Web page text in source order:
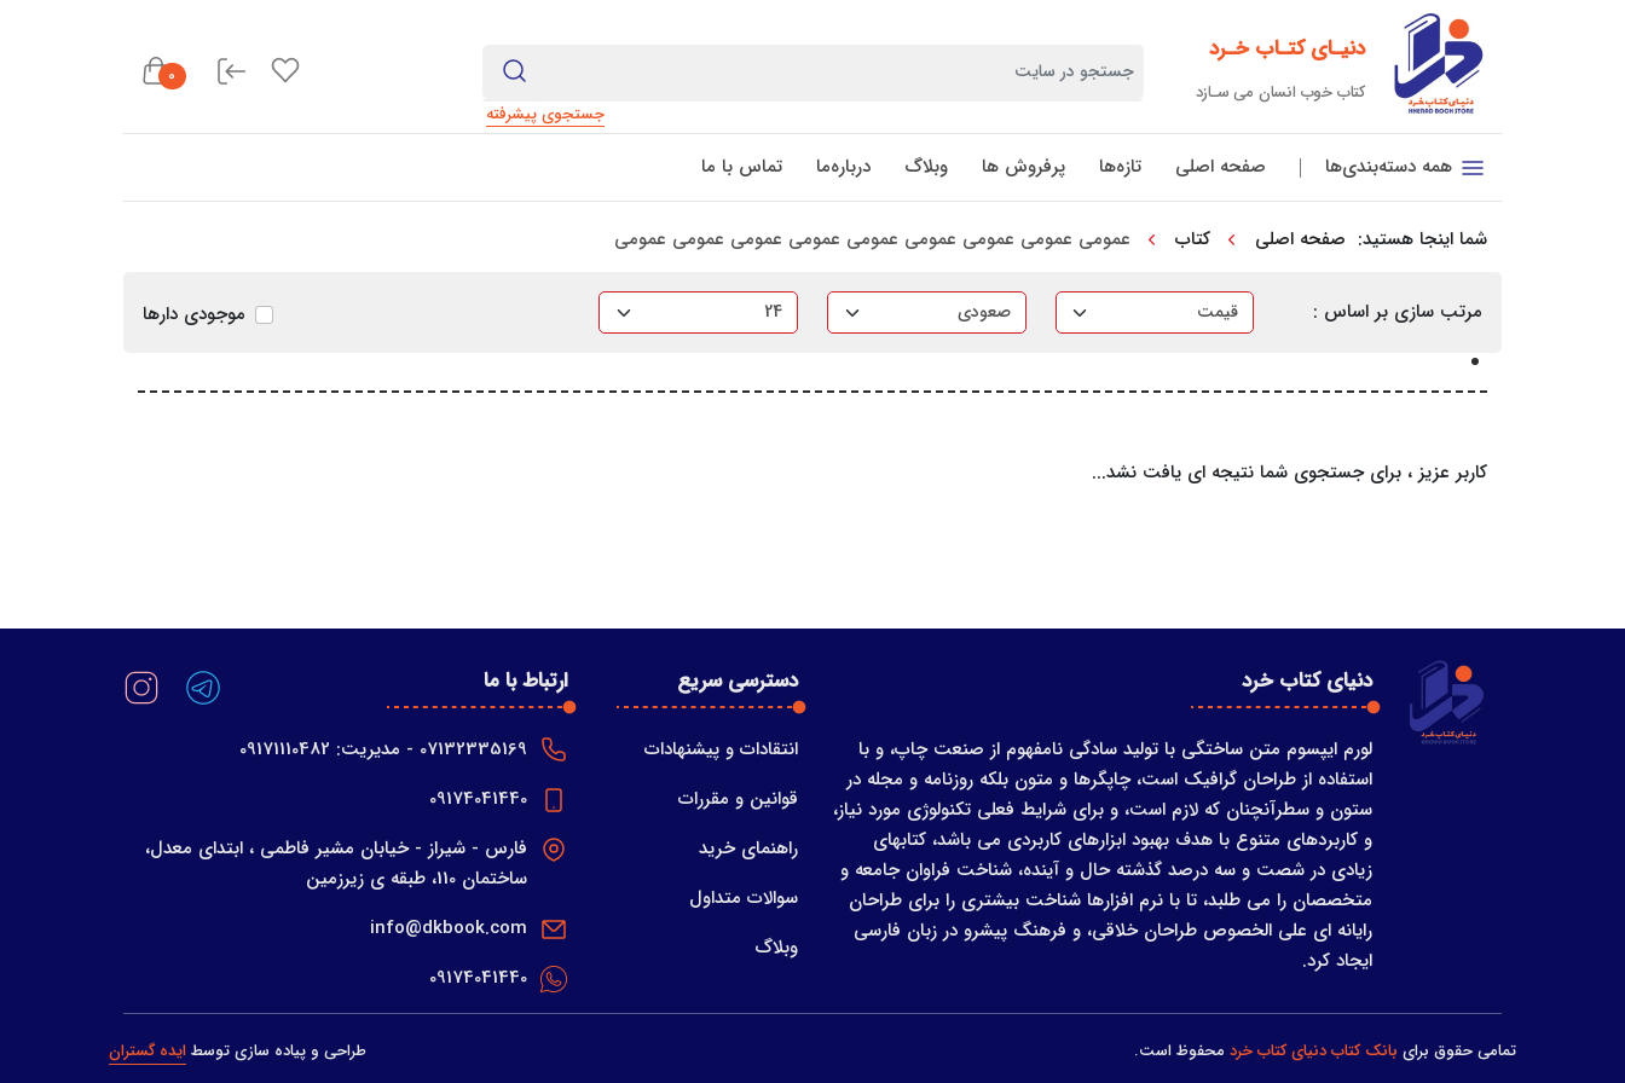
دنیـای کتـاب خـرد
کتاب خوب انسان می سـازد
جستجوی پیشرفته
0
همه دسته‌بندی‌ها صفحه اصلی تازه‌ها پرفروش ها وبلاگ درباره‌ما تماس‌ با‌ ما
شما اینجا هستید: صفحه اصلی کتاب عمومی عمومی عمومی عمومی عمومی عمومی عمومی عمومی عمومی
مرتب سازی بر اساس : موجودی دارها
کاربر عزیز ، برای جستجوی شما نتیجه ای یافت نشد...
دنیای کتاب خرد
لورم ایپسوم متن ساختگی با تولید سادگی نامفهوم از صنعت چاپ، و با
استفاده از طراحان گرافیک است، چاپگرها و متون بلکه روزنامه و مجله در
ستون و سطرآنچنان که لازم است، و برای شرایط فعلی تکنولوژی مورد نیاز،
و کاربردهای متنوع با هدف بهبود ابزارهای کاربردی می باشد، کتابهای
زیادی در شصت و سه درصد گذشته حال و آینده، شناخت فراوان جامعه و
متخصصان را می طلبد، تا با نرم افزارها شناخت بیشتری را برای طراحان
رایانه ای علی الخصوص طراحان خلاقی، و فرهنگ پیشرو در زبان فارسی
ایجاد کرد.
دسترسی سریع
انتقادات و پیشنهادات
قوانین و مقررات
راهنمای خرید
سوالات متداول
وبلاگ
ارتباط با ما
07132335169 - مدیریت: 09171110482
09174041440
فارس - شیراز - خیابان مشير فاطمی ، ابتدای معدل،
ساختمان 110، طبقه ی زیرزمین
info@dkbook.com
09174041440
تمامی حقوق برای بانک کتاب دنیای کتاب خرد محفوظ است. طراحی و پیاده سازی توسط ایده گستران